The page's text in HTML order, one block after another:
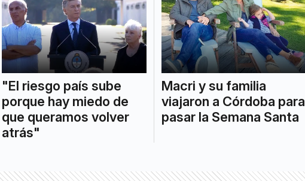
"El riesgo país sube
porque hay miedo de
que queramos volver
atrás"
Macri y su familia
viajaron a Córdoba para
pasar la Semana Santa